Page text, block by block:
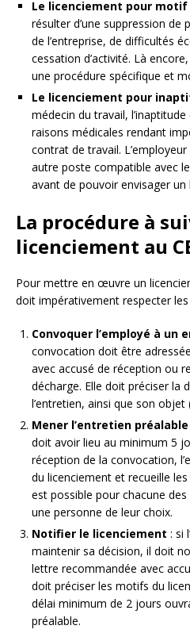
Le licenciement pour motif
résulter d’une suppression de
de l’entreprise, de difficultés
cessation d’activité. Là
une procédure spécifique et
Le licenciement pour
médecin du travail,
raisons médicales rendant
contrat de travail.
autre poste compatible avec
avant de pouvoir envisager un
La procédure à
licenciement au
Pour mettre en œuvre un
doit impérativement respecter
Convoquer l’employé à un
convocation doit être
avec accusé de réception ou
décharge. Elle doit préciser la
l’entretien, ainsi que son
Mener l’entretien préalable
doit avoir lieu au minimum 5
réception de la convocation,
du licenciement et recueille
est possible pour chacune
une personne de leur choix.
Notifier le licenciement : si
maintenir sa décision, il doit
lettre recommandée avec
doit préciser les motifs du
délai minimum de 2 jours
préalable.